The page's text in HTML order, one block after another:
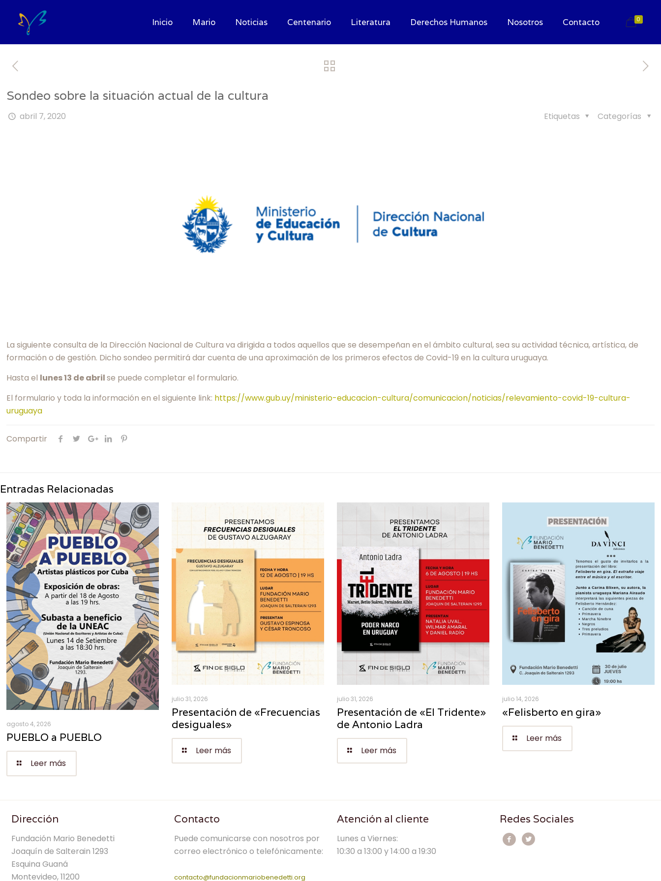
Inicio Mario Noticias Centenario Literatura Derechos Humanos Nosotros Contacto 0
Sondeo sobre la situación actual de la cultura
abril 7, 2020 Categorías
Etiquetas
La siguiente consulta de la Dirección Nacional de Cultura va dirigida a todos aquellos que se desempeñan en el ámbito cultural, sea su actividad técnica, artística, de
formación o de gestión. Dicho sondeo permitirá dar cuenta de una aproximación de los primeros efectos de Covid-19 en la cultura uruguaya.
Hasta el lunes 13 de abrilse puede completar el formulario.
El formulario y toda la información en el siguiente link: https://www.gub.uy/ministerio-educacion-cultura/comunicacion/noticias/relevamiento-covid-19-cultura-
uruguaya
Compartir
Entradas Relacionadas
agosto 4, 2026
PUEBLO a PUEBLO
Leer más
julio 31, 2026
Presentación de «Frecuencias
desiguales»
Leer más
julio 31, 2026
Presentación de «El Tridente»
de Antonio Ladra
Leer más
julio 14, 2026
«Felisberto en gira»
Leer más
Dirección
Fundación Mario Benedetti
Joaquín de Salterain 1293
Esquina Guaná
Montevideo, 11200
Contacto
Puede comunicarse con nosotros por
correo electrónico o telefónicamente:
contacto@fundacionmariobenedetti.org
Atención al cliente
Lunes a Viernes:
10:30 a 13:00 y 14:00 a 19:30
Redes Sociales